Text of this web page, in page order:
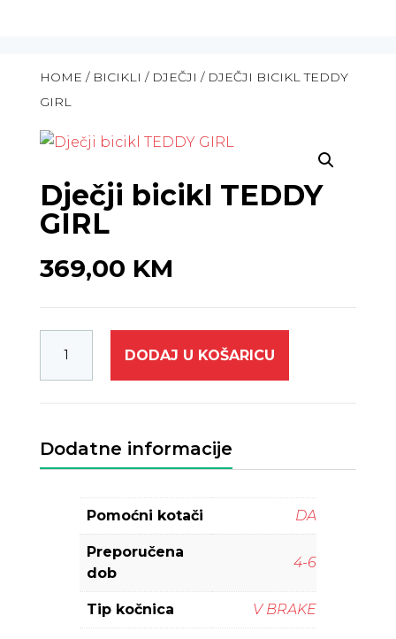
HOME / BICIKLI / DJEČJI / DJEČJI BICIKL TEDDY
GIRL
Dječji bicikl TEDDY
GIRL
369,00 KM
DODAJ U KOŠARICU
Dodatne informacije
Pomoćni kotači DA
Preporučena
dob
4-6
Tip kočnica V BRAKE